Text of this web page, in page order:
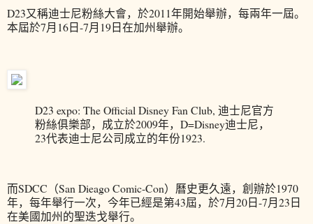
D23又稱迪士尼粉絲大會，於2011年開始舉辦，每兩年一屆。
本屆於7月16日-7月19日在加州舉辦。
D23 expo: The Official Disney Fan Club, 迪士尼官方
粉絲俱樂部，成立於2009年，D=Disney迪士尼，
23代表迪士尼公司成立的年份1923.
而SDCC（San Dieago Comic-Con）曆史更久遠，創辦於1970
年，每年舉行一次，今年已經是第43屆，於7月20日-7月23日
在美國加州的聖迭戈舉行。